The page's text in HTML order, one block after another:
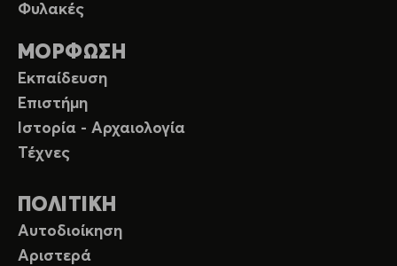
Φυλακές
ΜΟΡΦΩΣΗ
Εκπαίδευση
Επιστήμη
Ιστορία - Αρχαιολογία
Τέχνες
ΠΟΛΙΤΙΚΗ
Αυτοδιοίκηση
Αριστερά